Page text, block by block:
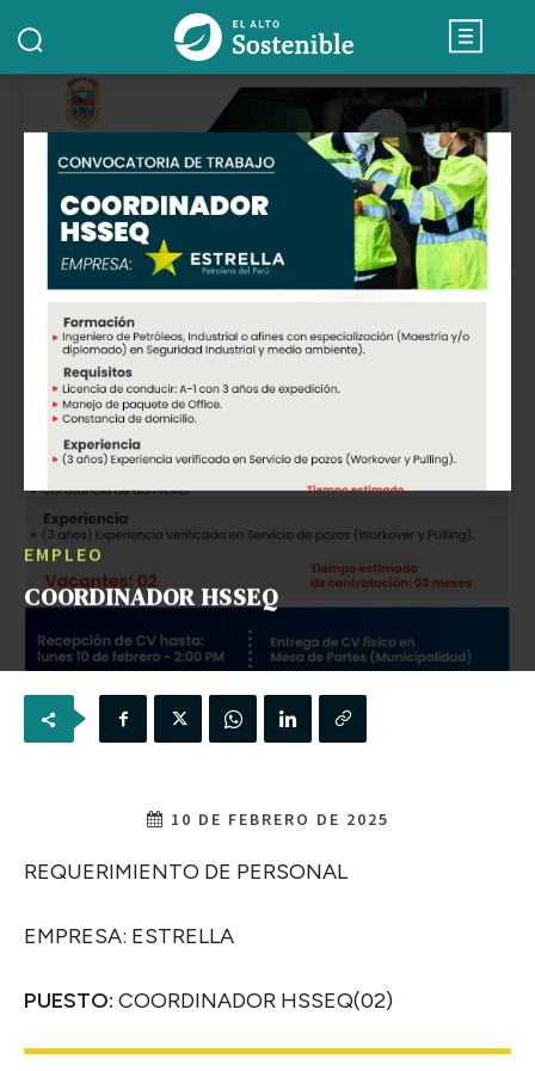
EMPLEO
COORDINADOR HSSEQ
10 DE FEBRERO DE 2025
REQUERIMIENTO DE PERSONAL
EMPRESA: ESTRELLA
PUESTO: COORDINADOR HSSEQ(02)